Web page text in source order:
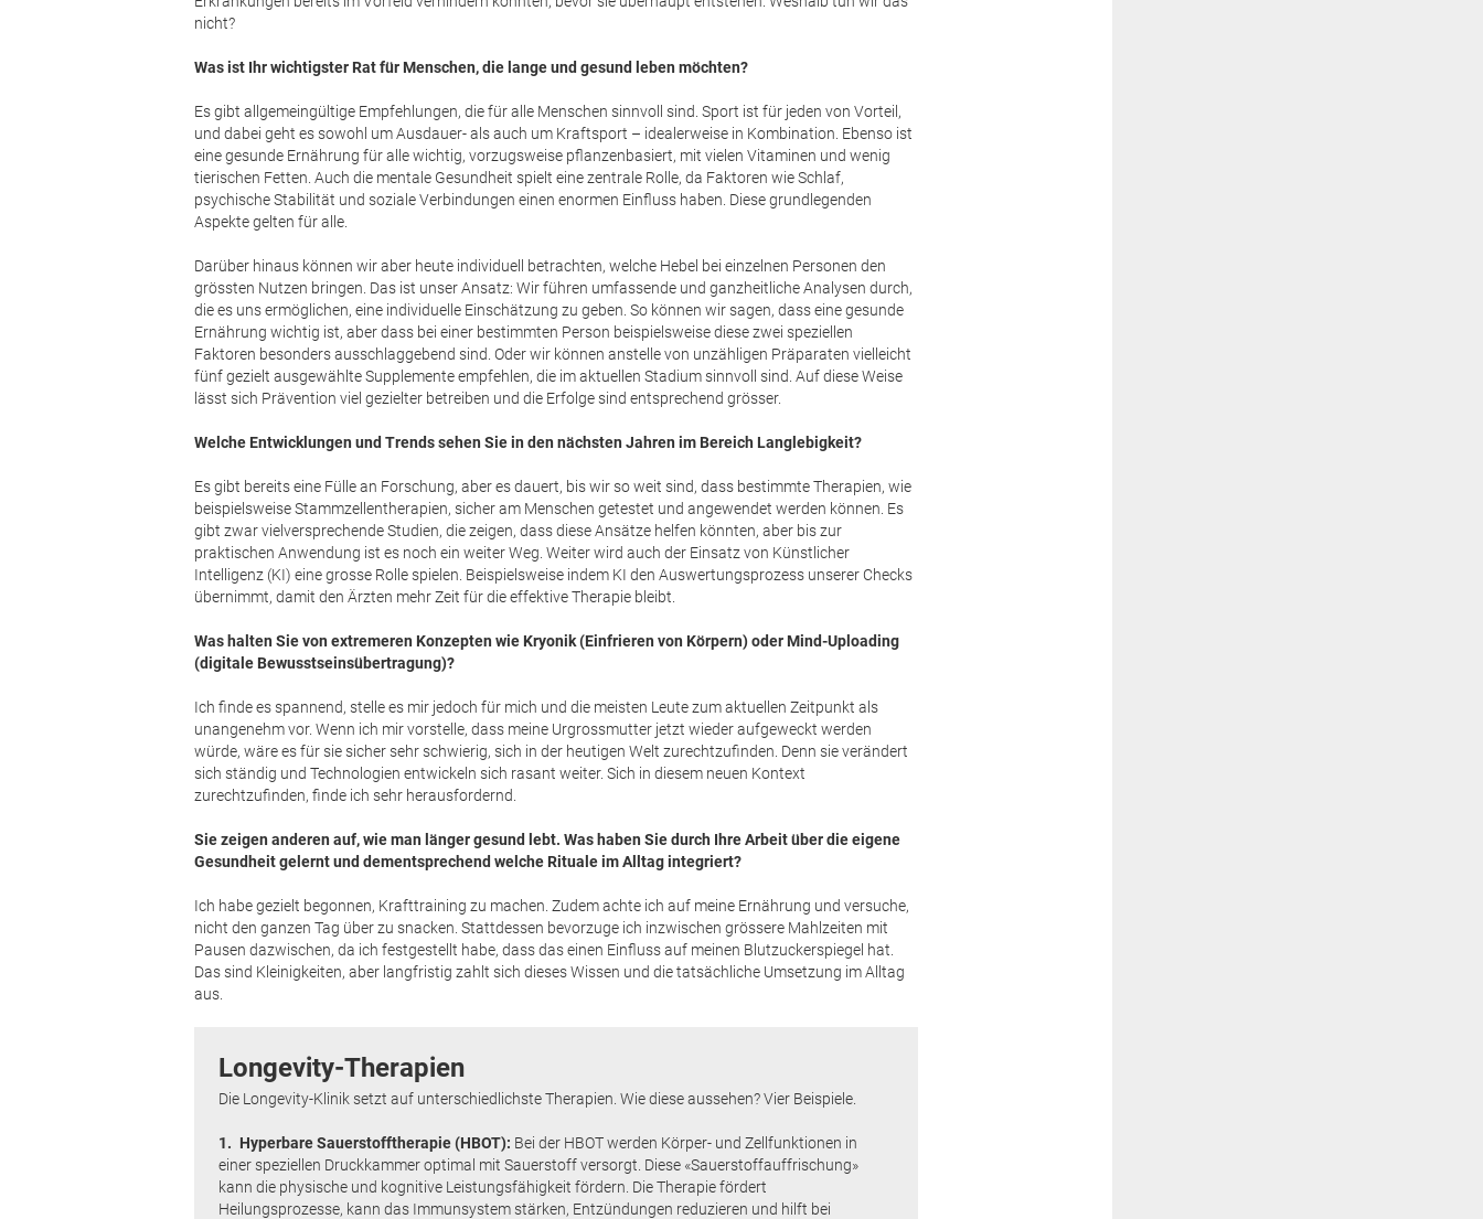
nicht?
Was ist Ihr wichtigster Rat für Menschen, die lange und gesund leben möchten?
Es gibt allgemeingültige Empfehlungen, die für alle Menschen sinnvoll sind. Sport ist für jeden von Vorteil,
und dabei geht es sowohl um Ausdauer- als auch um Kraftsport – idealerweise in Kombination. Ebenso ist
eine gesunde Ernährung für alle wichtig, vorzugsweise pflanzenbasiert, mit vielen Vitaminen und wenig
tierischen Fetten. Auch die mentale Gesundheit spielt eine zentrale Rolle, da Faktoren wie Schlaf,
psychische Stabilität und soziale Verbindungen einen enormen Einfluss haben. Diese grundlegenden
Aspekte gelten für alle.
Darüber hinaus können wir aber heute individuell betrachten, welche Hebel bei einzelnen Personen den
grössten Nutzen bringen. Das ist unser Ansatz: Wir führen umfassende und ganzheitliche Analysen durch,
die es uns ermöglichen, eine individuelle Einschätzung zu geben. So können wir sagen, dass eine gesunde
Ernährung wichtig ist, aber dass bei einer bestimmten Person beispielsweise diese zwei speziellen
Faktoren besonders ausschlaggebend sind. Oder wir können anstelle von unzähligen Präparaten vielleicht
fünf gezielt ausgewählte Supplemente empfehlen, die im aktuellen Stadium sinnvoll sind. Auf diese Weise
lässt sich Prävention viel gezielter betreiben und die Erfolge sind entsprechend grösser.
Welche Entwicklungen und Trends sehen Sie in den nächsten Jahren im Bereich Langlebigkeit?
Es gibt bereits eine Fülle an Forschung, aber es dauert, bis wir so weit sind, dass bestimmte Therapien, wie
beispielsweise Stammzellentherapien, sicher am Menschen getestet und angewendet werden können. Es
gibt zwar vielversprechende Studien, die zeigen, dass diese Ansätze helfen könnten, aber bis zur
praktischen Anwendung ist es noch ein weiter Weg. Weiter wird auch der Einsatz von Künstlicher
Intelligenz (KI) eine grosse Rolle spielen. Beispielsweise indem KI den Auswertungsprozess unserer Checks
übernimmt, damit den Ärzten mehr Zeit für die effektive Therapie bleibt.
Was halten Sie von extremeren Konzepten wie Kryonik (Einfrieren von Körpern) oder Mind-Uploading
(digitale Bewusstseinsübertragung)?
Ich finde es spannend, stelle es mir jedoch für mich und die meisten Leute zum aktuellen Zeitpunkt als
unangenehm vor. Wenn ich mir vorstelle, dass meine Urgrossmutter jetzt wieder aufgeweckt werden
würde, wäre es für sie sicher sehr schwierig, sich in der heutigen Welt zurechtzufinden. Denn sie verändert
sich ständig und Technologien entwickeln sich rasant weiter. Sich in diesem neuen Kontext
zurechtzufinden, finde ich sehr herausfordernd.
Sie zeigen anderen auf, wie man länger gesund lebt. Was haben Sie durch Ihre Arbeit über die eigene
Gesundheit gelernt und dementsprechend welche Rituale im Alltag integriert?
Ich habe gezielt begonnen, Krafttraining zu machen. Zudem achte ich auf meine Ernährung und versuche,
nicht den ganzen Tag über zu snacken. Stattdessen bevorzuge ich inzwischen grössere Mahlzeiten mit
Pausen dazwischen, da ich festgestellt habe, dass das einen Einfluss auf meinen Blutzuckerspiegel hat.
Das sind Kleinigkeiten, aber langfristig zahlt sich dieses Wissen und die tatsächliche Umsetzung im Alltag
aus.
Longevity-Therapien
Die Longevity-Klinik setzt auf unterschiedlichste ­Therapien. Wie diese aussehen? Vier Beispiele.
1. Hyperbare Sauerstofftherapie (HBOT): Bei der HBOT werden Körper- und Zellfunktionen in
einer speziellen Druckkammer optimal mit Sauerstoff versorgt. Diese «Sauerstoffauffrischung»
kann die physische und kognitive Leistungsfähigkeit fördern. Die Therapie fördert
Heilungsprozesse, kann das Immunsystem stärken, Entzündungen reduzieren und hilft bei